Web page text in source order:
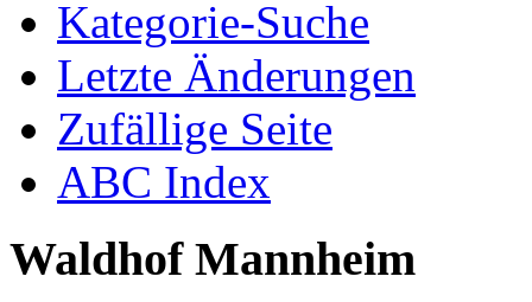
Kategorie-Suche
Letzte Änderungen
Zufällige Seite
ABC Index
Waldhof Mannheim